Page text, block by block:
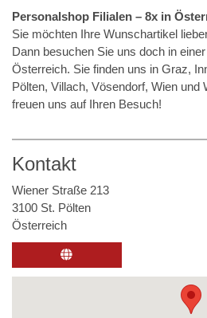
Personalshop Filialen – 8x in
Sie möchten Ihre Wunschartikel
Dann besuchen Sie uns doch in
Österreich. Sie finden uns in Graz,
Pölten, Villach, Vösendorf, Wien und
freuen uns auf Ihren Besuch!
Kontakt
Wiener Straße 213
3100 St. Pölten
Österreich